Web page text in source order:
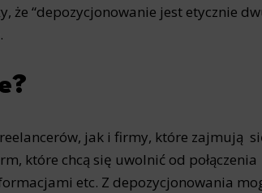
że “depozycjonowanie jest etycznie
jak i firmy, które zajmują
które chcą się uwolnić od połączenia
etc. Z depozycjonowania